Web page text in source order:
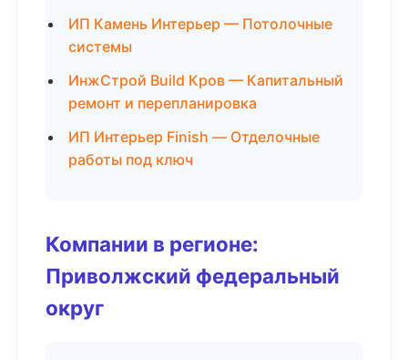
ИП Камень Интерьер — Потолочные
системы
ИнжСтрой Build Кров — Капитальный
ремонт и перепланировка
ИП Интерьер Finish — Отделочные
работы под ключ
Компании в регионе:
Приволжский федеральный
округ